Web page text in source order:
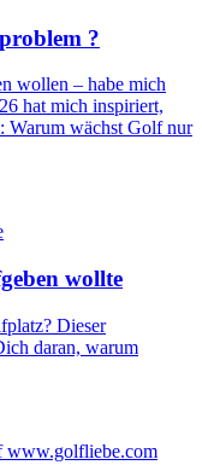
?
wollen – habe mich
hat mich inspiriert,
Warum wächst Golf nur
wollte
Dieser
daran, warum